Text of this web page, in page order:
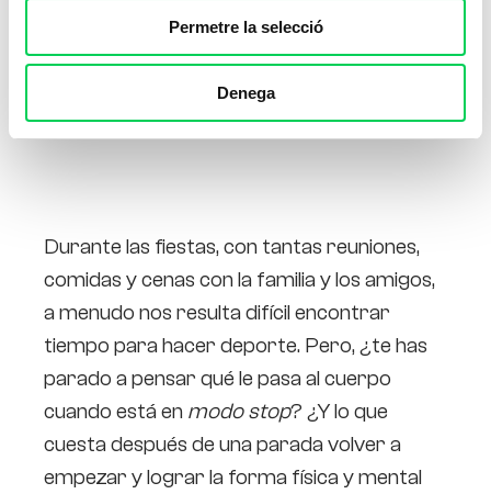
Permetre la selecció
Denega
¿Sabes lo que comporta
Durante las fiestas, con tantas reuniones,
comidas y cenas con la familia y los amigos,
a menudo nos resulta difícil encontrar
tiempo para hacer deporte. Pero, ¿te has
parado a pensar qué le pasa al cuerpo
cuando está en modo stop? ¿Y lo que
cuesta después de una parada volver a
empezar y lograr la forma física y mental